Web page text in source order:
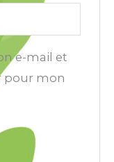
e-mail et
pour mon